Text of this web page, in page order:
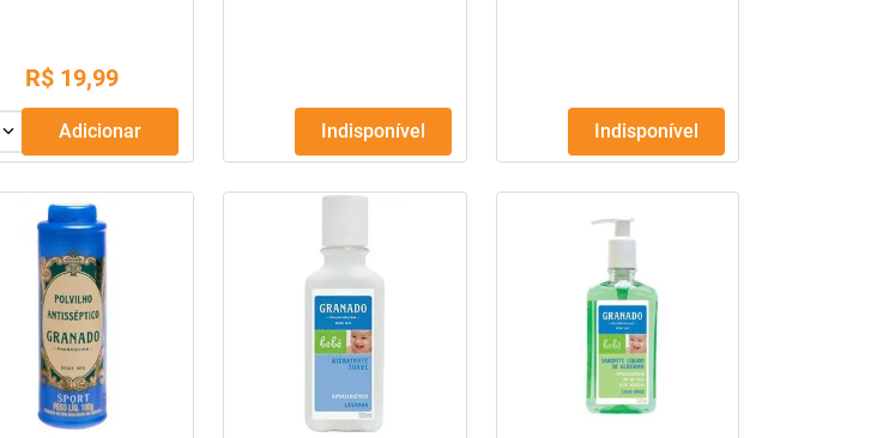
R$ 19,99
Adicionar Indisponível Indisponível